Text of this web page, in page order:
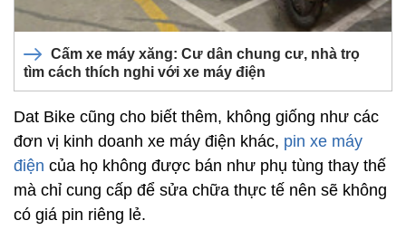
Cấm xe máy xăng: Cư dân chung cư, nhà trọ
tìm cách thích nghi với xe máy điện
Dat Bike cũng cho biết thêm, không giống như các
đơn vị kinh doanh xe máy điện khác, pin xe máy
điện của họ không được bán như phụ tùng thay thế
mà chỉ cung cấp để sửa chữa thực tế nên sẽ không
có giá pin riêng lẻ.